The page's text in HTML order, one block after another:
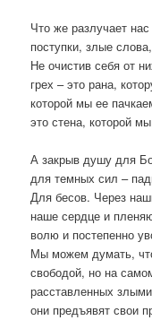
Что же разлучает
поступки, злые
Не очистив себя от
грех – это рана,
которой мы ее
это стена, которой
А закрыв душу для
для темных сил –
Для бесов. Через
наше сердце и
волю и постепенно
Мы можем думать,
свободой, но на
расставленных
они предъявят свои